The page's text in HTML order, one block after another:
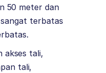
50 meter dan
terbatas
akses tali,
tali,